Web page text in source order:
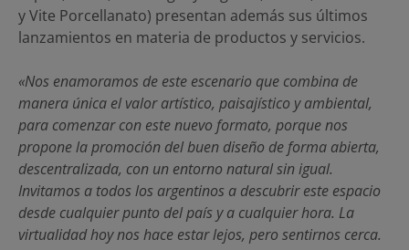
y Vite Porcellanato) presentan además sus últimos
lanzamientos en materia de productos y servicios.
«Nos enamoramos de este escenario que combina de
manera única el valor artístico, paisajístico y ambiental,
para comenzar con este nuevo formato, porque nos
propone la promoción del buen diseño de forma abierta,
descentralizada, con un entorno natural sin igual.
Invitamos a todos los argentinos a descubrir este espacio
desde cualquier punto del país y a cualquier hora. La
virtualidad hoy nos hace estar lejos, pero sentirnos cerca.